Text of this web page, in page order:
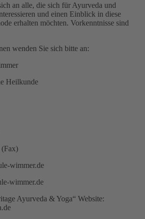
an alle, die sich für Ayurveda und
und einen Einblick in diese
erhalten möchten. Vorkenntnisse sind
wenden Sie sich bitte an:
Heilkunde
(Fax)
wimmer.de
wimmer.de
Ayurveda & Yoga“ Website: